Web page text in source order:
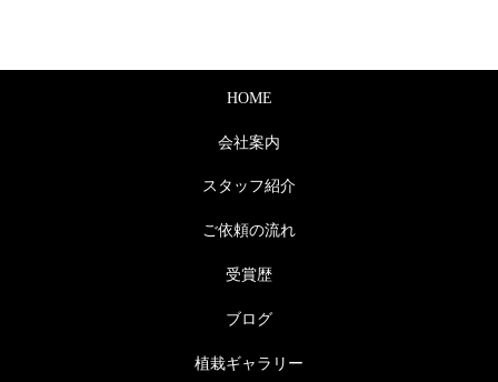
HOME
会社案内
スタッフ紹介
ご依頼の流れ
受賞歴
ブログ
植栽ギャラリー